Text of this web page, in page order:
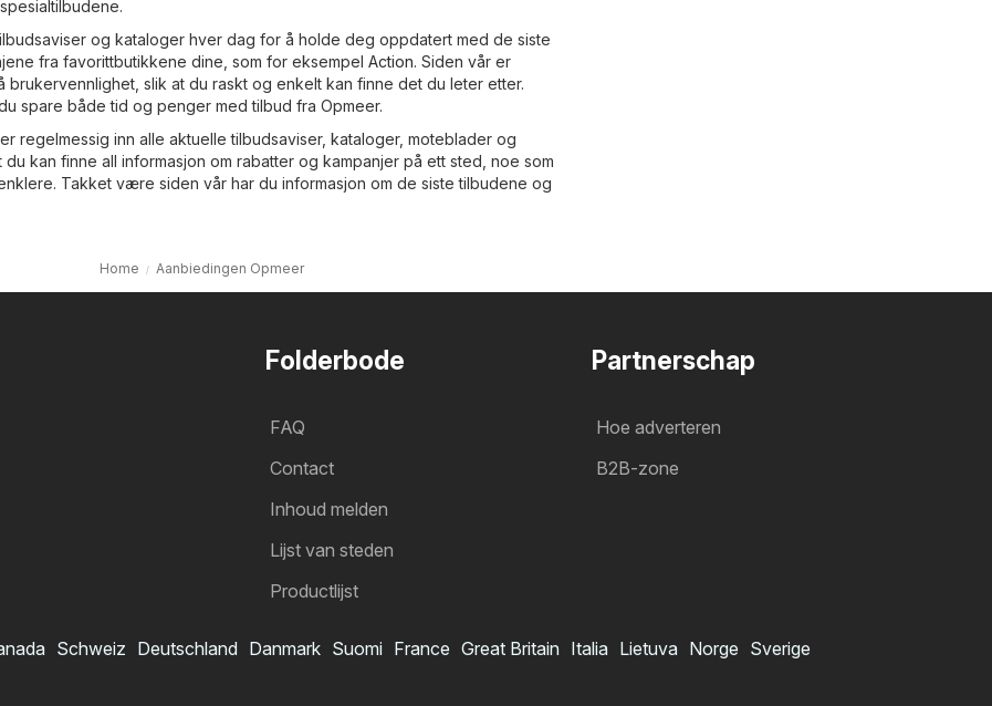
og kataloger hver dag for å holde deg oppdatert med de siste
fra favorittbutikkene dine, som for eksempel Action. Siden vår er
brukervennlighet, slik at du raskt og enkelt kan finne det du leter etter.
spare både tid og penger med tilbud fra Opmeer.
regelmessig inn alle aktuelle tilbudsaviser, kataloger, moteblader og
kan finne all informasjon om rabatter og kampanjer på ett sted, noe som
Takket være siden vår har du informasjon om de siste tilbudene og
Home Aanbiedingen Opmeer
Folderbode
FAQ
Contact
Inhoud melden
Lijst van steden
Productlijst
Partnerschap
Hoe adverteren
B2B-zone
Schweiz Deutschland Danmark Suomi France Great Britain Italia Lietuva Norge Sverige